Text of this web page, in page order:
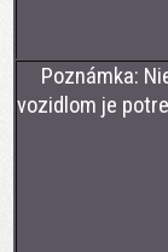
Poznámka:
vozidlom je